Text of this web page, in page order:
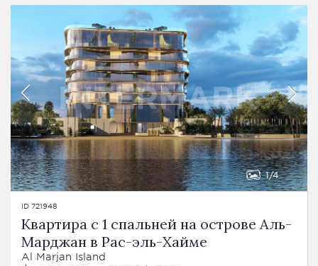
1 4
ID 721948
Квартира с 1 спальней на острове Аль-
Марджан в Рас-эль-Хайме
Al Marjan Island